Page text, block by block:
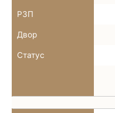
РЗП
Двор
Статус